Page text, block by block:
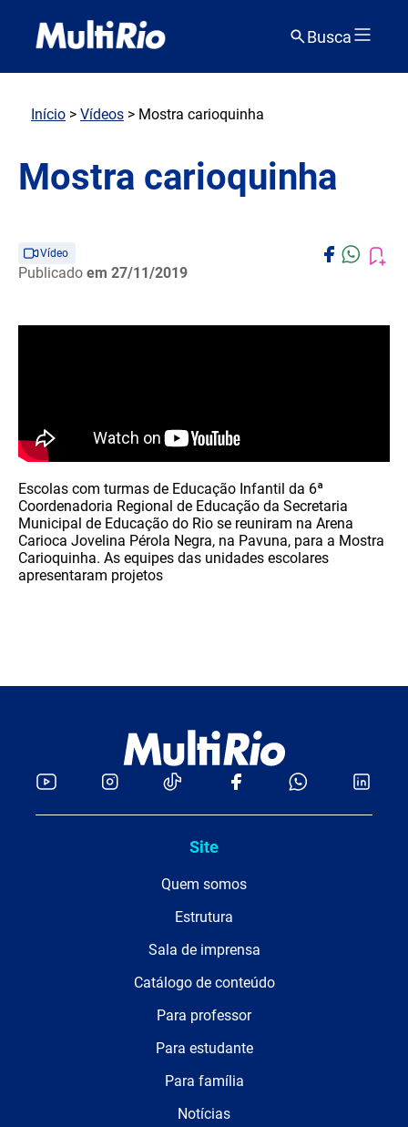
Busca
Início > Vídeos > Mostra carioquinha
Mostra carioquinha
Vídeo
Publicado em 27/11/2019
Escolas com turmas de Educação Infantil da 6ª
Coordenadoria Regional de Educação da Secretaria
Municipal de Educação do Rio se reuniram na Arena
Carioca Jovelina Pérola Negra, na Pavuna, para a Mostra
Carioquinha. As equipes das unidades escolares
apresentaram projetos
Site
Quem somos
Estrutura
Sala de imprensa
Catálogo de conteúdo
Para professor
Para estudante
Para família
Notícias